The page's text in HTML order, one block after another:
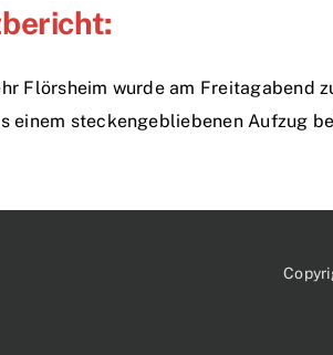
Flörsheim wurde am Freitagabend
einem steckengebliebenen Aufzug